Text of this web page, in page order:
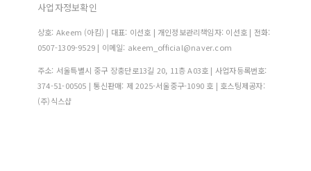
사업자정보확인
상호: Akeem (아킴) | 대표: 이선호 | 개인정보관리책임자: 이선호 | 전화:
0507-1309-9529 | 이메일: akeem_official@naver.com
주소: 서울특별시 중구 장충단로13길 20, 11층 A03호 | 사업자등록번호:
374-51-00505 | 통신판매: 제 2025-서울중구-1090 호 | 호스팅제공자:
(주)식스샵